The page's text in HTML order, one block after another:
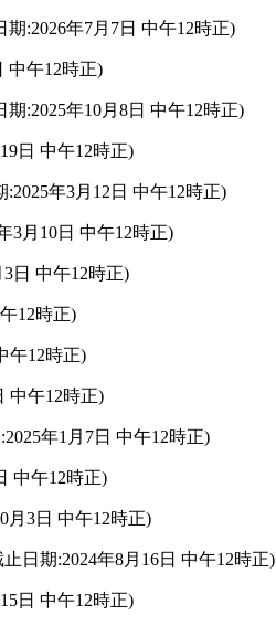
:2026年7月7日 中午12時正)
中午12時正)
:2025年10月8日 中午12時正)
日 中午12時正)
年3月12日 中午12時正)
3月10日 中午12時正)
日 中午12時正)
12時正)
午12時正)
中午12時正)
年1月7日 中午12時正)
中午12時正)
月3日 中午12時正)
日期:2024年8月16日 中午12時正)
日 中午12時正)